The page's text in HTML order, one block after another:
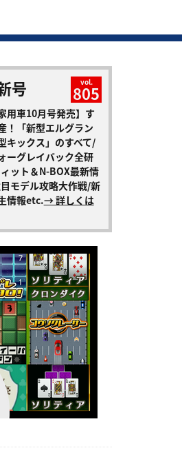
号 vol.
805
用車10月号発売】す
！「新型エルグラン
キックス」のすべて/
ーグレイバック全研
ット＆N-BOX最新情
モデル攻略大作戦/新
情報etc.→ 詳しくは